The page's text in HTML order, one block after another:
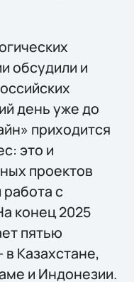
обсудили и
день уже до
приходится
это и
проектов
работа с
конец 2025
пятью
Казахстане,
и Индонезии.